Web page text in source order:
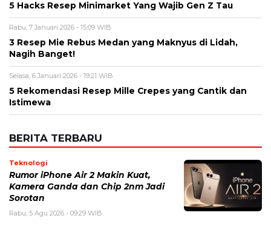
5 Hacks Resep Minimarket Yang Wajib Gen Z Tau
Rabu, 7 Januari 2026 - 15:09 WIB
3 Resep Mie Rebus Medan yang Maknyus di Lidah,
Nagih Banget!
Selasa, 6 Januari 2026 - 19:21 WIB
5 Rekomendasi Resep Mille Crepes yang Cantik dan
Istimewa
BERITA TERBARU
Teknologi
Rumor iPhone Air 2 Makin Kuat,
Kamera Ganda dan Chip 2nm Jadi
Sorotan
Rabu, 5 Agu 2026 - 09:29 WIB